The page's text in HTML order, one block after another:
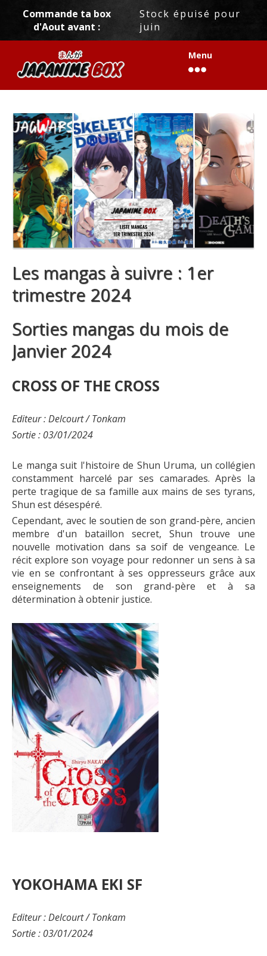
Commande ta box
d'Aout avant :
Stock épuisé pour
juin
Menu
Les mangas à suivre : 1er
trimestre 2024
Sorties mangas du mois de
Janvier 2024
CROSS OF THE CROSS
Editeur : Delcourt / Tonkam
Sortie : 03/01/2024
Le manga suit l'histoire de Shun Uruma, un collégien
constamment harcelé par ses camarades. Après la
perte tragique de sa famille aux mains de ses tyrans,
Shun est désespéré.
Cependant, avec le soutien de son grand-père, ancien
membre d'un bataillon secret, Shun trouve une
nouvelle motivation dans sa soif de vengeance. Le
récit explore son voyage pour redonner un sens à sa
vie en se confrontant à ses oppresseurs grâce aux
enseignements de son grand-père et à sa
détermination à obtenir justice.
YOKOHAMA EKI SF
Editeur : Delcourt / Tonkam
Sortie : 03/01/2024